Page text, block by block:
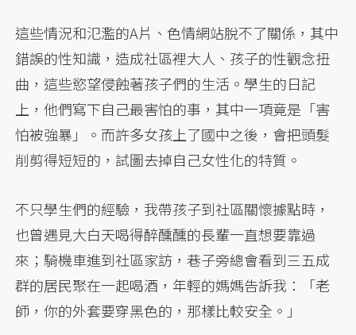
這些情況和氾濫的A片、色情網站脫不了關係，其中
錯誤的性知識，造成社區裡大人、孩子的性觀念扭
曲，這些慾望侵蝕著孩子們的生活。學生的日記
上，他們寫下自己最害怕的事，其中一項竟是「害
怕被強暴」。而許多女孩上了國中之後，會把頭髮
削剪得短短的，試圖去掉自己女性化的特質。
不只學生們的經驗，我帶孩子到社區關懷據點時，
也曾遇見大白天喝得醉醺醺的長輩一直想要靠過
來；騎機車進到社區家訪，巷子旁總會看到三五成
群的居民聚在一起喝酒，年輕的媽媽告訴我：「老
師，你的外套要穿黑色的，那樣比較安全。」